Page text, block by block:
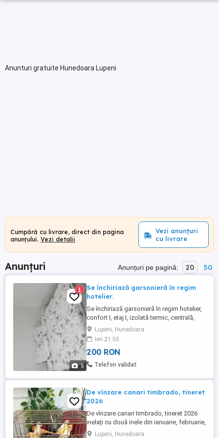
Anunturi gratuite Hunedoara Lupeni
Cumpără cu livrare, direct din pagina
anunțului. Vezi detalii
Vezi anunțuri
cu livrare
Anunțuri Anunțuri pe pagină: 20 50
5
1
Se închiriază garsonieră în regim
hotelier.
Se închiriază garsonieră în regim hotelier,
confort I, etaj I, izolată termic, centrală,
parcare în fața blocului, magazine și piața
în apropiere, stațiunea Straja 6km,pentru
detalii sunați la numărul .
Lupeni, Hunedoara
ieri 21:55
200 RON
Telefon validat
De vînzare canari timbrado, tineret
2026
De vînzare canari timbrado, tineret 2026
inelați cu două inele din ianuarie, februarie,
martie și aprilie. Mai multe culori, albi,
Lupeni, Hunedoara